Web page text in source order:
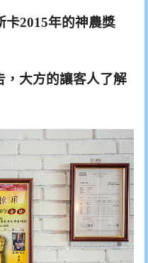
卡2015年的神農獎
，大方的讓客人了解